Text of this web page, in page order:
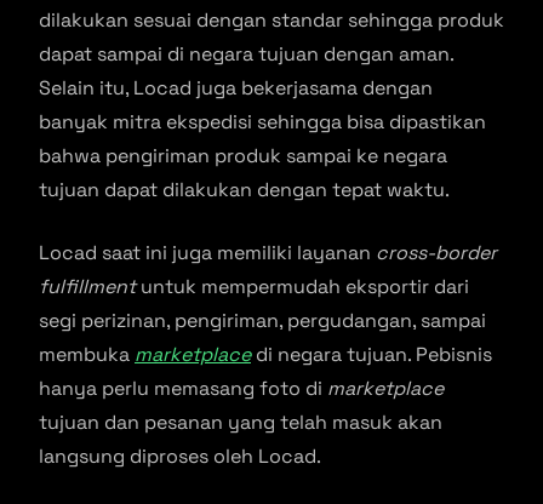
dilakukan sesuai dengan standar sehingga produk
dapat sampai di negara tujuan dengan aman.
Selain itu, Locad juga bekerjasama dengan
banyak mitra ekspedisi sehingga bisa dipastikan
bahwa pengiriman produk sampai ke negara
tujuan dapat dilakukan dengan tepat waktu.
Locad saat ini juga memiliki layanan cross-border
fulfillmentuntuk mempermudah eksportir dari
segi perizinan, pengiriman, pergudangan, sampai
membuka marketplacedi negara tujuan. Pebisnis
hanya perlu memasang foto di marketplace
tujuan dan pesanan yang telah masuk akan
langsung diproses oleh Locad.